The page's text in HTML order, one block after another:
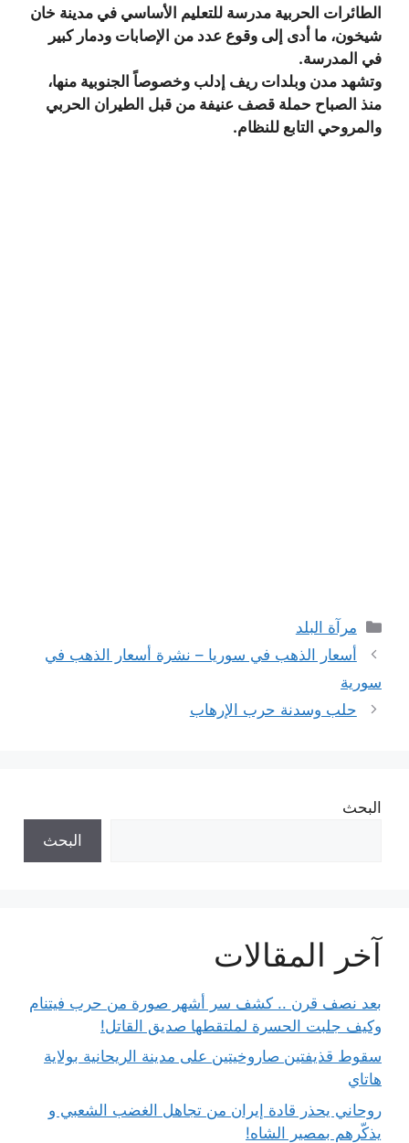
الطائرات الحربية مدرسة للتعليم الأساسي في مدينة خان
شيخون، ما أدى إلى وقوع عدد من الإصابات ودمار كبير
في المدرسة.
وتشهد مدن وبلدات ريف إدلب وخصوصاً الجنوبية منها،
منذ الصباح حملة قصف عنيفة من قبل الطيران الحربي
والمروحي التابع للنظام.
التصنيفات
مرآة البلد
أسعار الذهب في سوريا – نشرة أسعار الذهب في
سورية
حلب وسدنة حرب الإرهاب
البحث
البحث
آخر المقالات
بعد نصف قرن .. كشف سر أشهر صورة من حرب فيتنام
وكيف جلبت الحسرة لملتقطها صديق القاتل!
سقوط قذيفتين صاروخيتين على مدينة الريحانية بولاية
هاتاي
روحاني يحذر قادة إيران من تجاهل الغضب الشعبي و
يذكّرهم بمصير الشاه!